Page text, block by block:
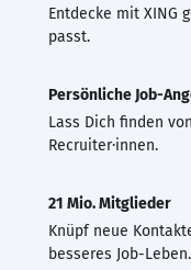
Entdecke mit XING
passt.
Persönliche Job-
Lass Dich finden
Recruiter·innen.
21 Mio. Mitglieder
Knüpf neue
besseres Job-Leben.